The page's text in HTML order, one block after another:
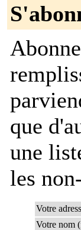
que
une
les
Votre
Votre nom